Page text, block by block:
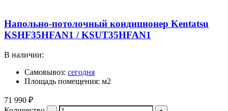
Напольно-потолочный кондиционер Kentatsu
KSHF35HFAN1 / KSUT35HFAN1
В наличии:
Самовывоз: сегодня
Площадь помещения: м2
71 990 ₽